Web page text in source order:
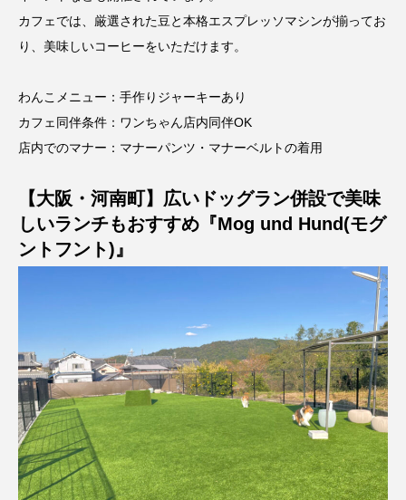
カフェでは、厳選された豆と本格エスプレッソマシンが揃ってお
り、美味しいコーヒーをいただけます。
わんこメニュー：手作りジャーキーあり
カフェ同伴条件：ワンちゃん店内同伴OK
店内でのマナー：マナーパンツ・マナーベルトの着用
【大阪・河南町】広いドッグラン併設で美味
しいランチもおすすめ『Mog und Hund(モグ
ントフント)』